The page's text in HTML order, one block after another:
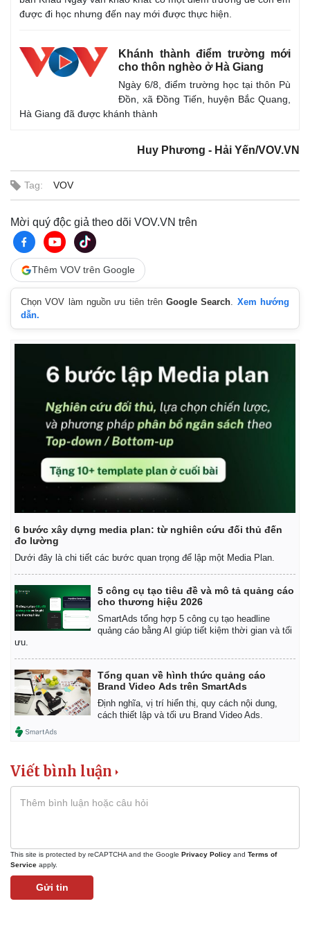
Pháp luật
Tin nóng
Quân sự - Quốc phòng
Vũ khí
Việt Nam
được đi học nhưng đến nay mới được thực hiện.
Khánh thành điểm trường mới
cho thôn nghèo ở Hà Giang
Ngày 6/8, điểm trường học tại thôn Pù
Đồn, xã Đồng Tiến, huyện Bắc Quang,
Hà Giang đã được khánh thành
Huy Phương - Hải Yến/VOV.VN
Tag: VOV
Mời quý độc giả theo dõi VOV.VN trên
Thêm VOV trên Google
Chọn VOV làm nguồn ưu tiên trênGoogle Search. Xem hướng
dẫn.
6 bước xây dựng media plan: từ nghiên cứu đối thủ đến
đo lường
Dưới đây là chi tiết các bước quan trọng để lập một Media Plan.
5 công cụ tạo tiêu đề và mô tả quảng cáo
cho thương hiệu 2026
SmartAds tổng hợp 5 công cụ tạo headline
quảng cáo bằng AI giúp tiết kiệm thời gian và tối
ưu.
Tổng quan về hình thức quảng cáo
Brand Video Ads trên SmartAds
Định nghĩa, vị trí hiển thị, quy cách nội dung,
cách thiết lập và tối ưu Brand Video Ads.
Viết bình luận
This site is protected by reCAPTCHA and the Google Privacy Policy and Terms of
Service apply.
Gửi tin